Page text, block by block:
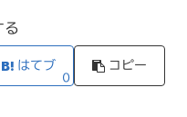
る
はてブ
0
コピー